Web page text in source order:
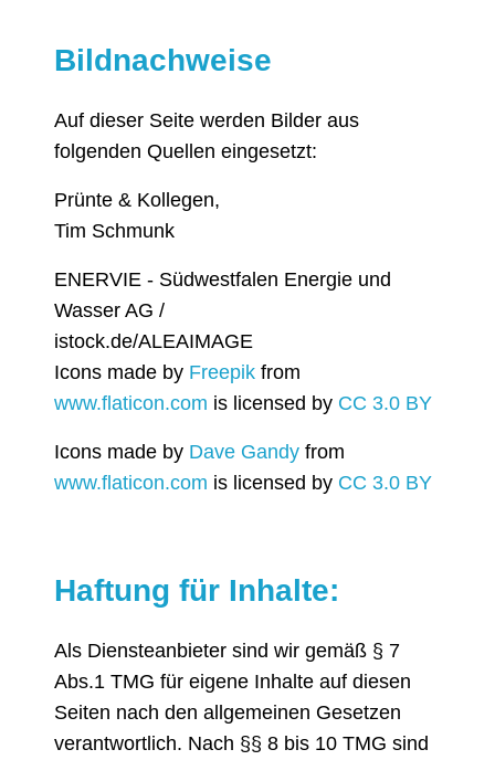
Bildnachweise
Auf dieser Seite werden Bilder aus
folgenden Quellen eingesetzt:
Prünte & Kollegen,
Tim Schmunk
ENERVIE - Südwestfalen Energie und
Wasser AG /
istock.de/ALEAIMAGE
Icons made by Freepik from
www.flaticon.com is licensed by CC 3.0 BY
Icons made by Dave Gandy from
www.flaticon.com is licensed by CC 3.0 BY
Haftung für Inhalte:
Als Diensteanbieter sind wir gemäß § 7
Abs.1 TMG für eigene Inhalte auf diesen
Seiten nach den allgemeinen Gesetzen
verantwortlich. Nach §§ 8 bis 10 TMG sind